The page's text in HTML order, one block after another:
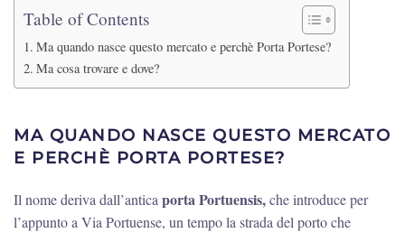
Table of Contents
Ma quando nasce questo mercato e perchè Porta Portese?
Ma cosa trovare e dove?
MA QUANDO NASCE QUESTO MERCATO
E PERCHÈ PORTA PORTESE?
Il nome deriva dall’antica porta Portuensis,che introduce per
l’appunto a Via Portuense, un tempo la strada del porto che